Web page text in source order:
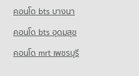
คอนโด bts บางนา
คอนโด bts อุดมสุข
คอนโด mrt เพชรบุรี